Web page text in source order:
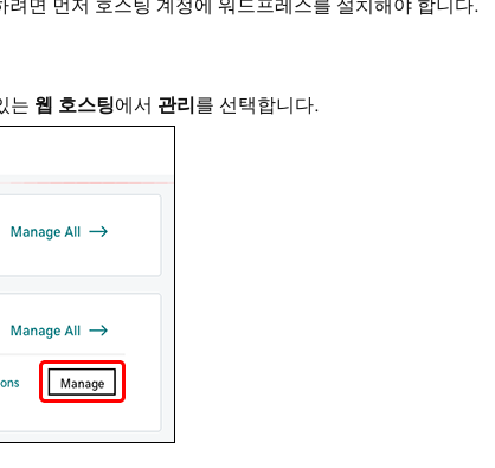
면 먼저 호스팅 계정에 워드프레스를 설치해야 합니다.
는 웹 호스팅에서 관리 를 선택합니다.